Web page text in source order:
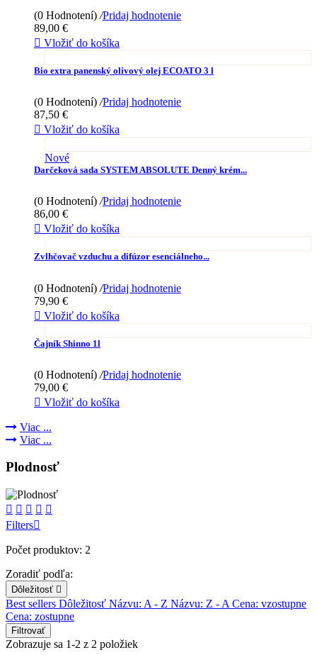
(0 Hodnotení) /Pridaj hodnotenie
89,00 €
 Vložiť do košíka
Bio extra panenský olivový olej ECOATO 3 l
(0 Hodnotení) /Pridaj hodnotenie
87,50 €
 Vložiť do košíka
Nové
Darčeková sada SYSTEM ABSOLUTE Denný krém...
(0 Hodnotení) /Pridaj hodnotenie
86,00 €
 Vložiť do košíka
Zvlhčovač vzduchu a difúzor esenciálneho...
(0 Hodnotení) /Pridaj hodnotenie
79,90 €
 Vložiť do košíka
Čajník Shinno 1l
(0 Hodnotení) /Pridaj hodnotenie
79,00 €
 Vložiť do košíka
Viac ...
Viac ...
Plodnosť
    
Filters
Počet produktov: 2
Zoradiť podľa:
Dôležitosť 
Best sellers Dôležitosť Názvu: A - Z Názvu: Z - A Cena: vzostupne
Cena: zostupne
Filtrovať
Zobrazuje sa 1-2 z 2 položiek